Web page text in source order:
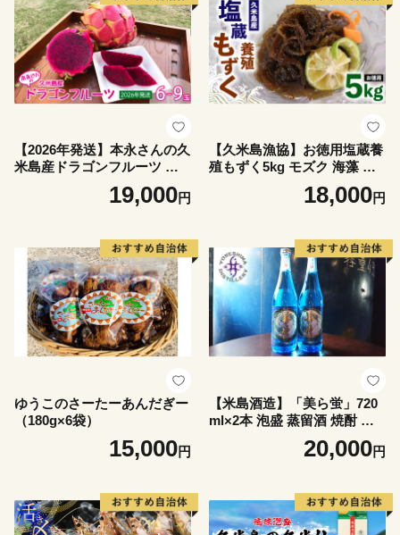
【2026年発送】本永さんの久
米島産ドラゴンフルーツ 赤6
～9玉（2.3kg以上） ドラゴ
ンフルーツ 果物 果実 フルー
効果 便秘解消 疲労回復 スム
ージー サラダ ヨーグルト ゼ
リー 南国 沖縄 久米島
19,000円
【久米島漁協】お徳用塩蔵養
殖もずく5kg モズク 海藻 も
ずく酢 味噌汁 スープ 天ぷら
ざるもずく 釜揚げもずく 食
ンジ レシピ 太もずく 食べ応
え 沖縄 収穫
18,000円
ゆうこのさーたーあんだぎー
（180g×6袋）
15,000円
【米島酒造】「美ら蛍」720
ml×2本 泡盛 蒸留酒 焼酎 ア
ルコール 酒 酵母 発酵 米 黒
麹 米麹 もろみ 熟成 蒸留 ブ
20,000円